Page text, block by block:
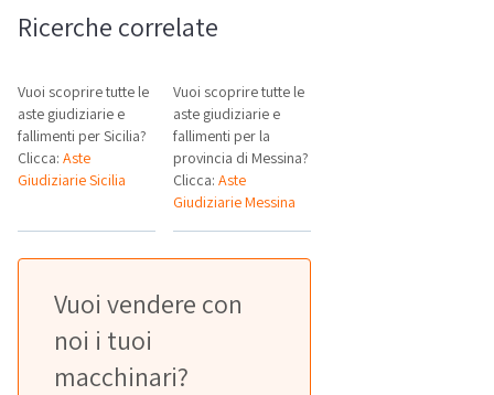
Ricerche correlate
Vuoi scoprire tutte le
aste giudiziarie e
fallimenti per Sicilia?
Clicca: Aste
Giudiziarie Sicilia
Vuoi scoprire tutte le
aste giudiziarie e
fallimenti per la
provincia di Messina?
Clicca:Aste
Giudiziarie Messina
Vuoi vendere con
noi i tuoi
macchinari?